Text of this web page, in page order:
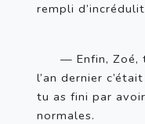
rempli
— Enfin, Zoé,
l’an dernier
tu as fini par
normales.